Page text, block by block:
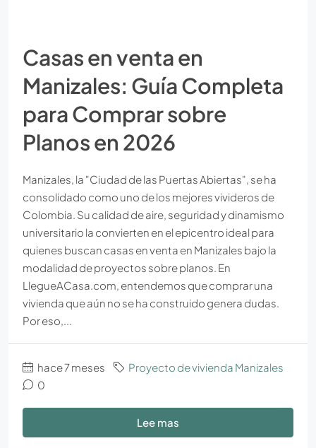
Casas en venta en
Manizales: Guía Completa
para Comprar sobre
Planos en 2026
Manizales, la "Ciudad de las Puertas Abiertas", se ha
consolidado como uno de los mejores vivideros de
Colombia. Su calidad de aire, seguridad y dinamismo
universitario la convierten en el epicentro ideal para
quienes buscan casas en venta en Manizales bajo la
modalidad de proyectos sobre planos. En
LlegueACasa.com, entendemos que comprar una
vivienda que aún no se ha construido genera dudas.
Por eso,...
hace 7 meses
Proyecto de vivienda Manizales
0
Lee mas